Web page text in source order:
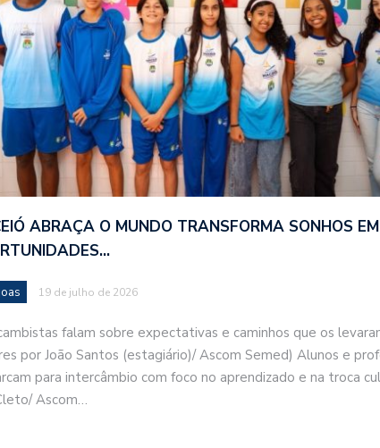
ABRAÇA O MUNDO TRANSFORMA SONHOS EM
19 de julho de 2026
falam sobre expectativas e caminhos que os
por João Santos (estagiário)/ Ascom Semed) Alunos e
para intercâmbio com foco no aprendizado e na troca
Ascom…